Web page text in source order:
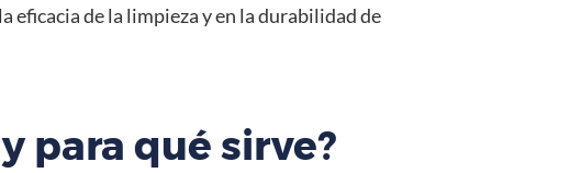
eficacia de la limpieza y en la durabilidad de
para qué sirve?